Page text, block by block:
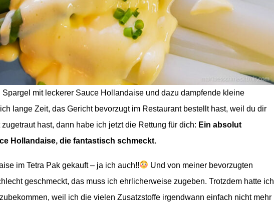
Spargel mit leckerer Sauce Hollandaise und dazu dampfende kleine
lange Zeit, das Gericht bevorzugt im Restaurant bestellt hast, weil du dir
hast, dann habe ich jetzt die Rettung für dich: Ein absolut
Hollandaise, die fantastisch schmeckt.
im Tetra Pak gekauft – ja ich auch!!
Und von meiner bevorzugten
geschmeckt, das muss ich ehrlicherweise zugeben. Trotzdem hatte ich
weil ich die vielen Zusatzstoffe irgendwann einfach nicht mehr